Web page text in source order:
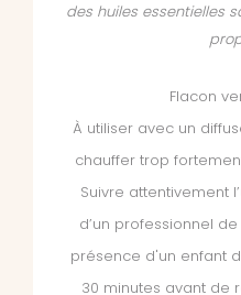
des huiles essentielles
Flacon
À utiliser avec un
chauffer trop
Suivre attentivement
d’un professionnel
présence d'un enfant
30 minutes avant de